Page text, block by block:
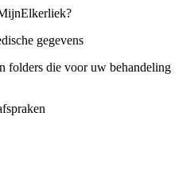
gegevens
folders die voor uw behandeling